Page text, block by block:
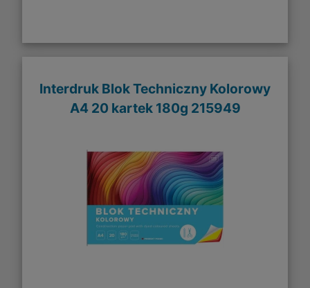
Interdruk Blok Techniczny Kolorowy
A4 20 kartek 180g 215949